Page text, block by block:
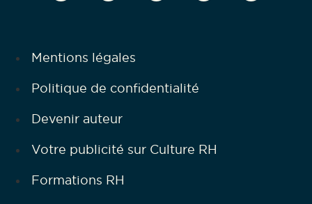
Mentions légales
Politique de confidentialité
Devenir auteur
Votre publicité sur Culture RH
Formations RH